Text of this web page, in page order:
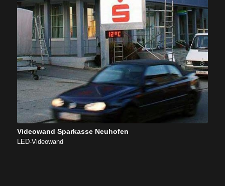
Videowand Sparkasse Neuhofen
LED-Videowand